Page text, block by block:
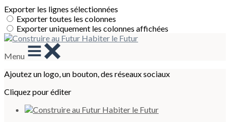
Exporter les lignes sélectionnées
Exporter toutes les colonnes
Exporter uniquement les colonnes affichées
Menu
Ajoutez un logo, un bouton, des réseaux sociaux
Cliquez pour éditer